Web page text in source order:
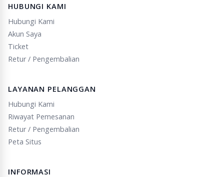
HUBUNGI KAMI
Hubungi Kami
Akun Saya
Ticket
Retur / Pengembalian
LAYANAN PELANGGAN
Hubungi Kami
Riwayat Pemesanan
Retur / Pengembalian
Peta Situs
INFORMASI